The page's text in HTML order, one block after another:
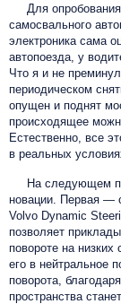
Для опробования
самосвального
электроника сама
автопоезда, у
Что я и не
периодическом
опущен и поднят
происходящее
Естественно, все
в реальных
На следующем
новации. Первая —
Volvo Dynamic
позволяет
повороте на низких
его в нейтральное
поворота,
пространства